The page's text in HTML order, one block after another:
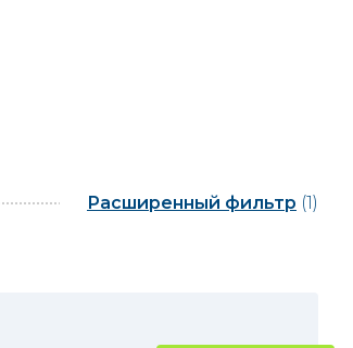
Расширенный фильтр (1)